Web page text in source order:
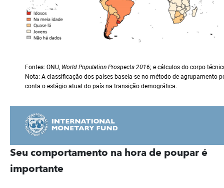
Seu comportamento na hora de poupar é
importante